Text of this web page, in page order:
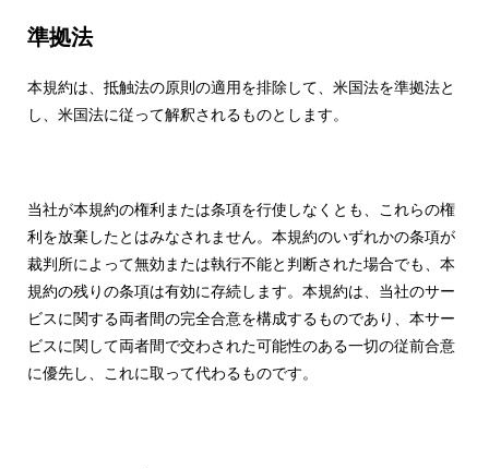
準拠法
本規約は、抵触法の原則の適用を排除して、米国法を準拠法と
し、米国法に従って解釈されるものとします。
当社が本規約の権利または条項を行使しなくとも、これらの権
利を放棄したとはみなされません。本規約のいずれかの条項が
裁判所によって無効または執行不能と判断された場合でも、本
規約の残りの条項は有効に存続します。本規約は、当社のサー
ビスに関する両者間の完全合意を構成するものであり、本サー
ビスに関して両者間で交わされた可能性のある一切の従前合意
に優先し、これに取って代わるものです。